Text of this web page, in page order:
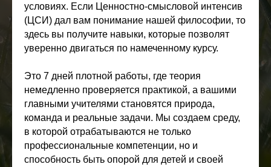
условиях. Если Ценностно-смысловой интенсив
(ЦСИ) дал вам понимание нашей философии, то
здесь вы получите навыки, которые позволят
уверенно двигаться по намеченному курсу.
Это 7 дней плотной работы, где теория
немедленно проверяется практикой, а вашими
главными учителями становятся природа,
команда и реальные задачи. Мы создаем среду,
в которой отрабатываются не только
профессиональные компетенции, но и
способность быть опорой для детей и своей